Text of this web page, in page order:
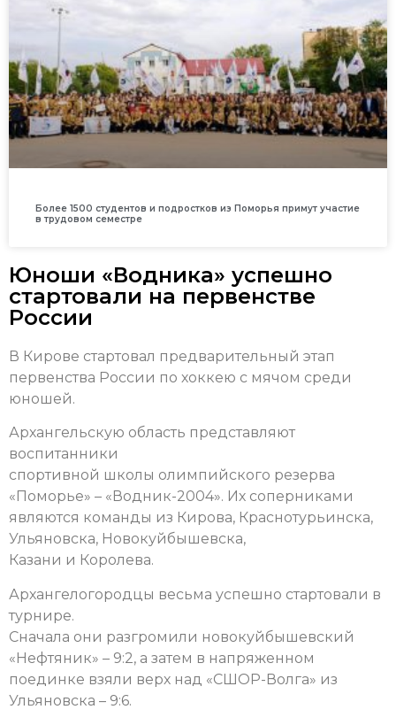
Более 1500 студентов и подростков из Поморья примут участие
в трудовом семестре
Юноши «Водника» успешно
стартовали на первенстве
России
В Кирове стартовал предварительный этап
первенства России по хоккею с мячом среди
юношей.
Архангельскую область представляют
воспитанники
спортивной школы олимпийского резерва
«Поморье» – «Водник-2004». Их соперниками
являются команды из Кирова, Краснотурьинска,
Ульяновска, Новокуйбышевска,
Казани и Королева.
Архангелогородцы весьма успешно стартовали в
турнире.
Сначала они разгромили новокуйбышевский
«Нефтяник» – 9:2, а затем в напряженном
поединке взяли верх над «СШОР-Волга» из
Ульяновска – 9:6.